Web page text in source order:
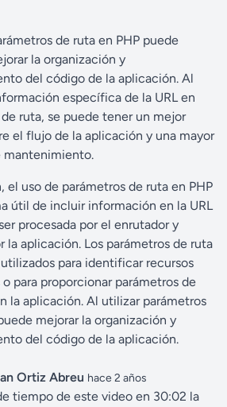
de ruta en PHP puede
la organización y
del código de la aplicación. Al
específica de la URL en
ruta, se puede tener un mejor
el flujo de la aplicación y una mayor
mantenimiento.
el uso de parámetros de ruta en PHP
útil de incluir información en la URL
procesada por el enrutador y
la aplicación. Los parámetros de ruta
para identificar recursos
para proporcionar parámetros de
la aplicación. Al utilizar parámetros
mejorar la organización y
del código de la aplicación.
Ortiz Abreu hace 2 años
tiempo de este video en 30:02 la